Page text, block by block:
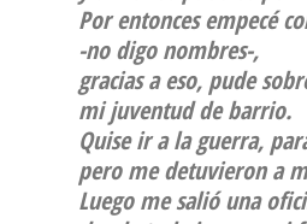
Por entonces empecé
-no digo nombres-,
gracias a eso, pude
mi juventud de barrio.
Quise ir a la guerra,
pero me detuvieron a
Luego me salió una